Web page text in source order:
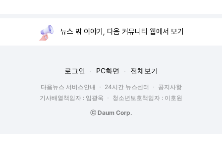
뉴스 밖 이야기, 다음 커뮤니티 웹에서 보기
로그인 PC화면 전체보기
다음뉴스 서비스안내 24시간 뉴스센터
공지사항
기사배열책임자 : 임광욱
청소년보호책임자 : 이호원
ⓒ Daum Corp.